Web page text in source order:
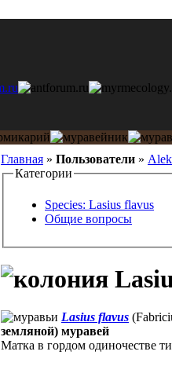
Главная » Пользователи »
Категории
Species: Lasius flavus
Общие вопросы
Lasius flavus
земляной) муравей
Матка в гордом одиночестве